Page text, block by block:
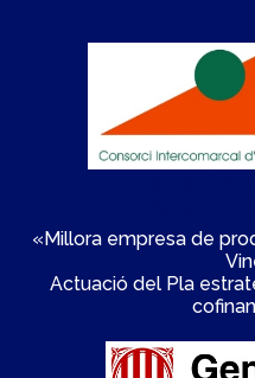
«Millora empresa de
Actuació del Pla